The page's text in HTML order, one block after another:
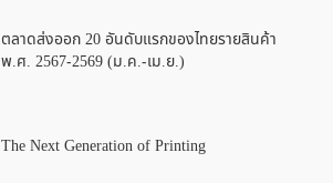
ตลาดส่งออก 20 อันดับแรกของไทยรายสินค้า
พ.ศ. 2567-2569 (ม.ค.-เม.ย.)
The Next Generation of Printing